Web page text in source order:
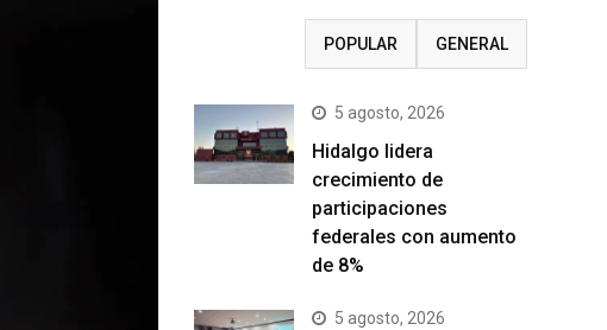
POPULAR GENERAL
5 agosto, 2026
Hidalgo lidera
crecimiento de
participaciones
federales con aumento
de 8%
5 agosto, 2026